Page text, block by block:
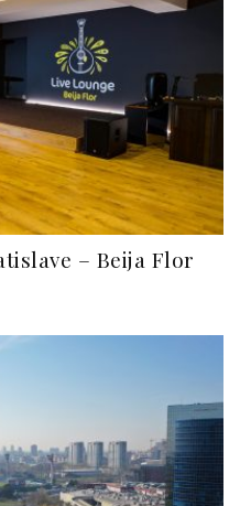
– Beija Flor